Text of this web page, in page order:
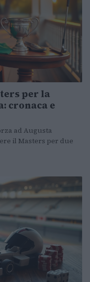
per la
cronaca e
ad Augusta
il Masters per due